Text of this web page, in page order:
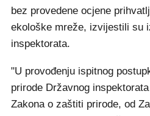
bez provedene ocjene
ekološke mreže, izvijestili su
inspektorata.
"U provođenju ispitnog
prirode Državnog
Zakona o zaštiti prirode, od